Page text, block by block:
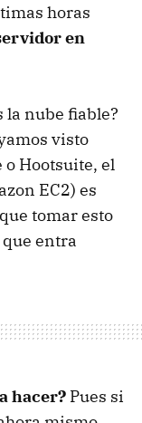
horas
en
la nube fiable?
visto
Hootsuite, el
EC2) es
tomar esto
entra
hacer? Pues si